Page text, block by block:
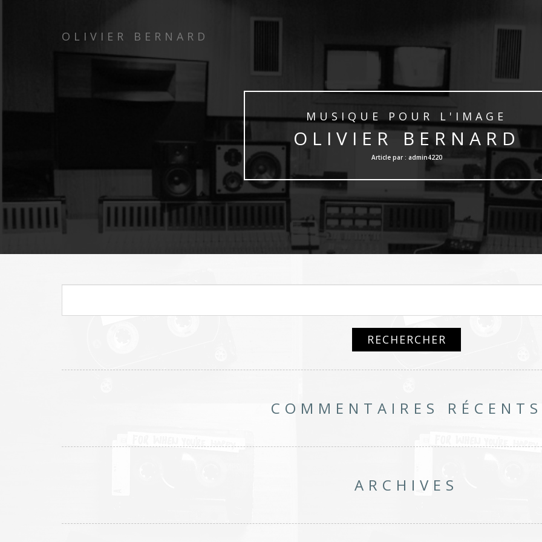
OLIVIER BERNARD
MUSIQUE POUR L'IMAGE
OLIVIER BERNARD
Article par : admin4220
COMMENTAIRES RÉCENTS
ARCHIVES